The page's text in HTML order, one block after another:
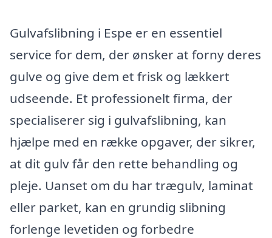
Gulvafslibning i Espe er en essentiel
service for dem, der ønsker at forny deres
gulve og give dem et frisk og lækkert
udseende. Et professionelt firma, der
specialiserer sig i gulvafslibning, kan
hjælpe med en række opgaver, der sikrer,
at dit gulv får den rette behandling og
pleje. Uanset om du har trægulv, laminat
eller parket, kan en grundig slibning
forlenge levetiden og forbedre